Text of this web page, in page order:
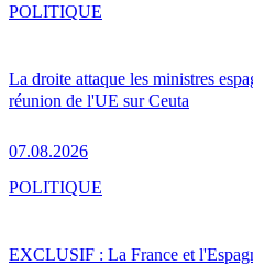
La droite attaque les ministres
réunion de l'UE sur Ceuta
07.08.2026
POLITIQUE
EXCLUSIF : La France et
POLITIQUE